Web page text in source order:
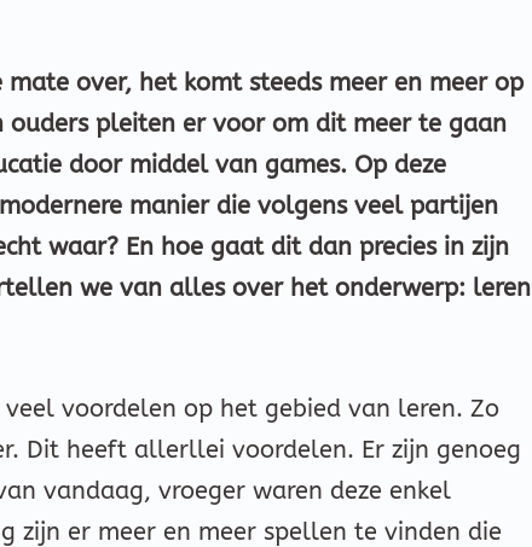
over, het komt steeds meer en meer op
ouders pleiten er voor om dit meer te gaan
door middel van games. Op deze
manier die volgens veel partijen
waar? En hoe gaat dit dan precies in zijn
we van alles over het onderwerp: leren
voordelen op het gebied van leren. Zo
Dit heeft allerllei voordelen. Er zijn genoeg
vandaag, vroeger waren deze enkel
zijn er meer en meer spellen te vinden die